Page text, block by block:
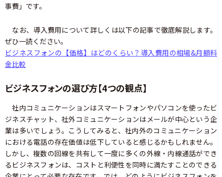
事費」です。
なお、導入費用について詳しくは以下の記事で徹底解説します。
ぜひ一読ください。
ビジネスフォンの【価格】はどのくらい？導入費用の相場&月額料
金比較
ビジネスフォンの選び方【4つの観点】
社内コミュニケーションはスマートフォンやパソコンを使ったビ
ジネスチャット、社外コミュニケーションはメールが中心という企
業は多いでしょう。こうしてみると、社内外のコミュニケーション
における電話の存在価値は低下していると感じるかもしれません。
しかし、複数の回線を共有して一度に多くの外線・内線通話ができ
るビジネスフォンは、コストと利便性を同時に満たすことのできる